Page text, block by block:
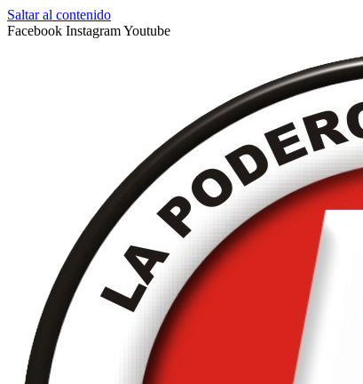
Saltar al contenido
Facebook InstagramYoutube